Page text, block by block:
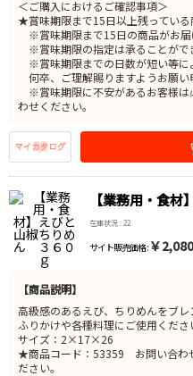
＜ご購入におけるご確認事項＞
★賞味期限まで15日以上残っている
※賞味期限まで15日の商品がお届
※賞味期限の指定は承ることがで
※賞味期限までの日数が短い等に
何卒、ご理解賜りますようお願い
※賞味期限に不安があるお客様は
わせください。
【業務用・食
在庫状況 : 22
サイト販売価格 : ￥2,080
【商品説明】
高級感のあるえび、ちりめんをブレ
ふりかけや各種料理にご使用くださ
サイズ：2×17×26
★商品コード：53359 お問い合わ
ださい。